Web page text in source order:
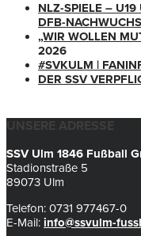
NLZ-SPIELE –
DFB-
„WIR WOLLEN
2026
#SVKULM |
DER SSV
UNSERE ADRESSE
SSV Ulm 1846 Fußball
Stadionstraße 5
89073 Ulm
Telefon: 0731 977467-0
E-Mail: info@ssvulm-